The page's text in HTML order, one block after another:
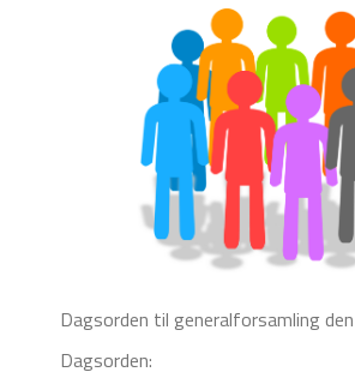
Dagsorden til generalforsamling
Dagsorden: